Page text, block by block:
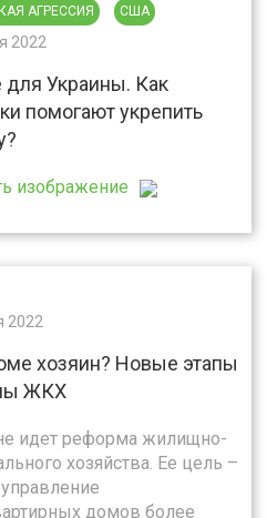
АГРЕССИЯ США
2022
Украины. Как
помогают укрепить
изображение
2022
хозяин? Новые этапы
ЖКХ
идет реформа жилищно-
хозяйства. Ее цель –
домов более